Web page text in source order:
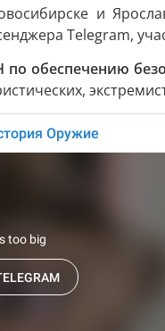
и
Telegram,
обеспечению